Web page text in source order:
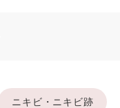
ニキビ・ニキビ跡